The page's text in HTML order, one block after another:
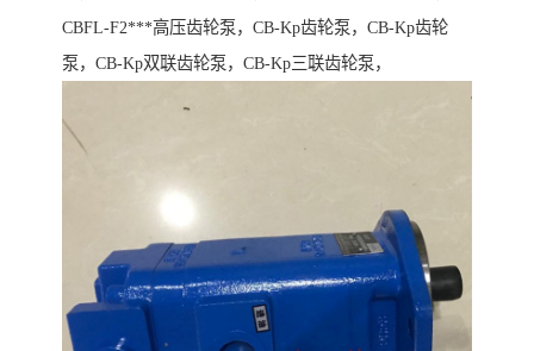
CBFL-F2***高压齿轮泵，CB-Kp齿轮泵，CB-Kp齿轮
泵，CB-Kp双联齿轮泵，CB-Kp三联齿轮泵，